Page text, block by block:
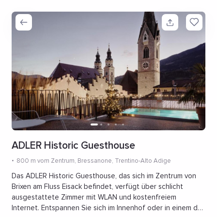
ADLER Historic Guesthouse
800 m vom Zentrum, Bressanone, Trentino-Alto Adige
Das ADLER Historic Guesthouse, das sich im Zentrum von
Brixen am Fluss Eisack befindet, verfügt über schlicht
ausgestattete Zimmer mit WLAN und kostenfreiem
Internet. Entspannen Sie sich im Innenhof oder in einem der